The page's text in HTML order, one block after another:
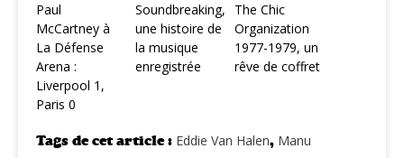
Paul
McCartney à
La Défense
Arena :
Liverpool 1,
Paris 0
Soundbreaking,
une histoire de
la musique
enregistrée
The Chic
Organization
1977-1979, un
rêve de coffret
Tags de cet article : Eddie Van Halen, Manu